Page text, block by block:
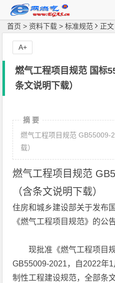
首页 >资料下载 >标准规范 正文
燃气工程项目规范 国标
条文说明下载）
摘 要
燃气工程项目规范 GB55009-
载）
燃气工程项目规范
（含条文说明下载）
住房和城乡建设部关于发布
《燃气工程项目规范》的公
现批准《燃气工程项目规
GB55009-2021，自2022年
制性工程建设规范，全部条
A+